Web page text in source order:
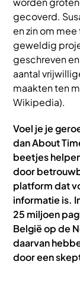
gecoverd.
en zin om
geweldig
geschreven
aantal
maakten ten
Wikipedia).
Voel je je
dan About
beetjes
door
platform dat
informatie is.
25 miljoen
België op de
daarvan
door een